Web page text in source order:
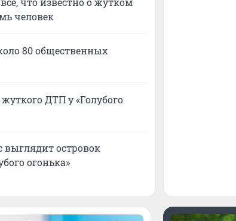
человек
80 общественных
ДТП у «Голубого
выглядит островок
огонька»